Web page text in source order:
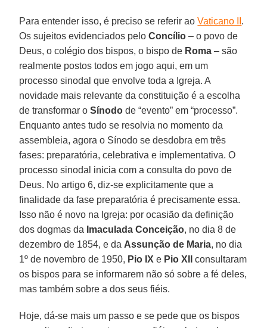
Para entender isso, é preciso se referir aoVaticano II .
Os sujeitos evidenciados peloConcílio – o povo de
Deus, o colégio dos bispos, o bispo de Roma – são
realmente postos todos em jogo aqui, em um
processo sinodal que envolve toda a Igreja. A
novidade mais relevante da constituição é a escolha
de transformar oSínodo de “evento” em “processo”.
Enquanto antes tudo se resolvia no momento da
assembleia, agora o Sínodo se desdobra em três
fases: preparatória, celebrativa e implementativa. O
processo sinodal inicia com a consulta do povo de
Deus. No artigo 6, diz-se explicitamente que a
finalidade da fase preparatória é precisamente essa.
Isso não é novo na Igreja: por ocasião da definição
dos dogmas da Imaculada Conceição, no dia 8 de
dezembro de 1854, e da Assunção de Maria, no dia
1º de novembro de 1950, Pio IX e Pio XII
consultaram
os bispos para se informarem não só sobre a fé deles,
mas também sobre a dos seus fiéis.
Hoje, dá-se mais um passo e se pede que os bispos